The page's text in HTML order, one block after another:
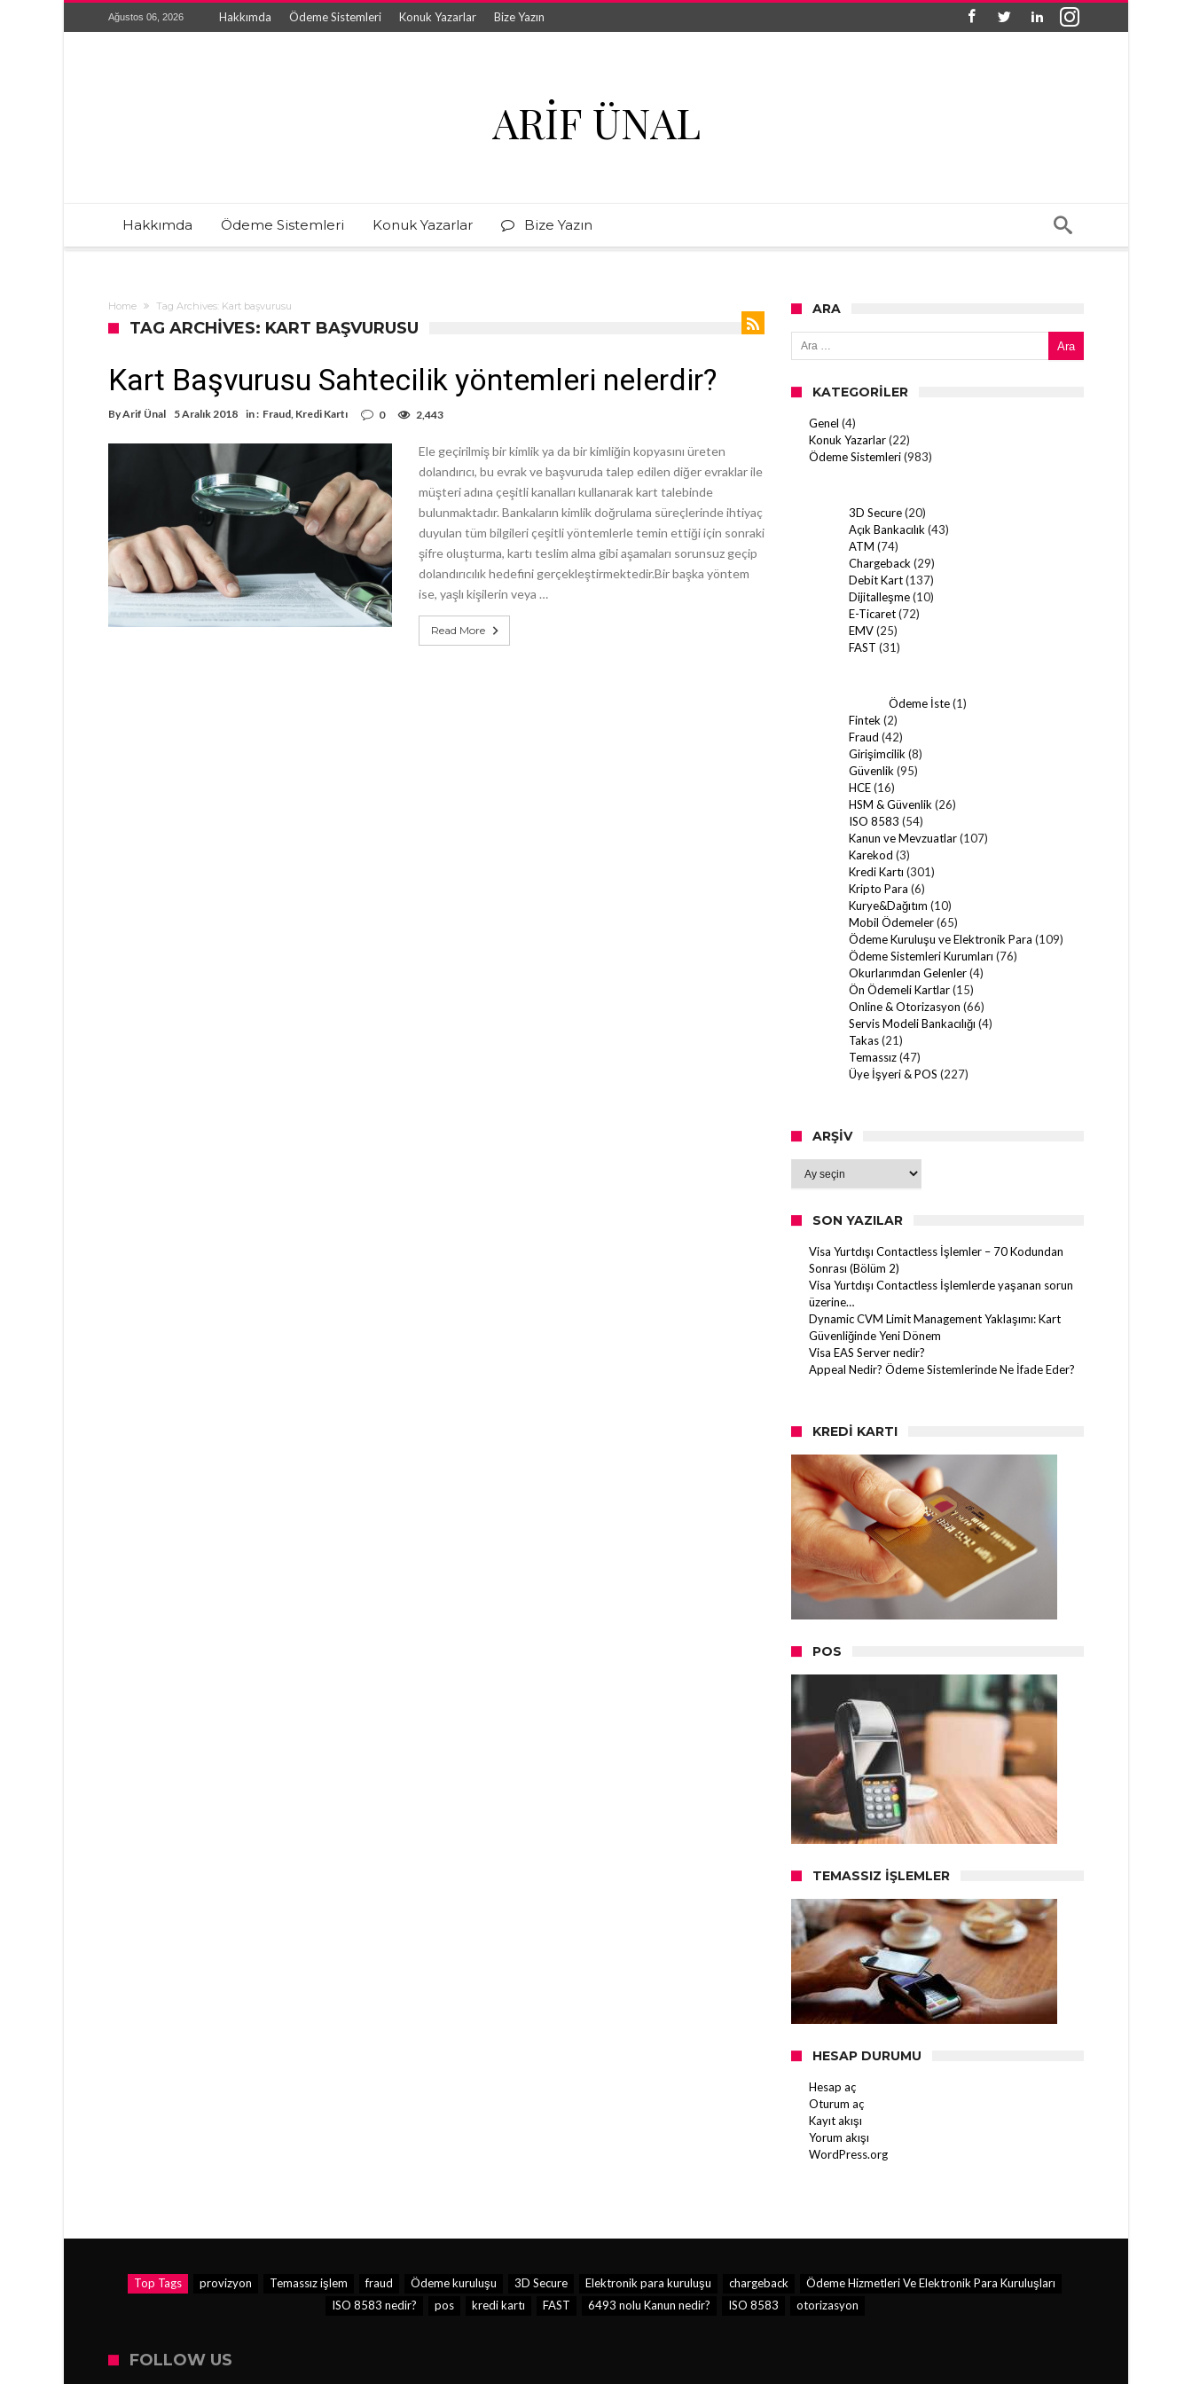
Ağustos 06, 2026 Hakkımda Ödeme Sistemleri Konuk Yazarlar Bize Yazın
ARIF ÜNAL
Hakkımda Ödeme Sistemleri Konuk Yazarlar Bize Yazın
Home Tag Archives: Kart başvurusu
TAG ARCHIVES: KART BAŞVURUSU
Kart Başvurusu Sahtecilik yöntemleri nelerdir?
ByArif Ünal 5 Aralık 2018 in : Fraud, Kredi Kartı 0 2,443
Ele geçirilmiş bir kimlik ya da bir kimliğin kopyasını üreten
dolandırıcı, bu evrak ve başvuruda talep edilen diğer evraklar ile
müşteri adına çeşitli kanalları kullanarak kart talebinde
bulunmaktadır. Bankaların kimlik doğrulama süreçlerinde ihtiyaç
duyulan tüm bilgileri çeşitli yöntemlerle temin ettiği için sonraki
şifre oluşturma, kartı teslim alma gibi aşamaları sorunsuz geçip
dolandırıcılık hedefini gerçekleştirmektedir.Bir başka yöntem
ise, yaşlı kişilerin veya …
Read More
ARA
Arama:
KATEGORILER
Genel (4)
Konuk Yazarlar(22)
Ödeme Sistemleri(983)
3D Secure(20)
Açık Bankacılık (43)
ATM (74)
Chargeback (29)
Debit Kart(137)
Dijitalleşme(10)
E-Ticaret(72)
EMV(25)
FAST (31)
Ödeme İste(1)
Fintek (2)
Fraud (42)
Girişimcilik (8)
Güvenlik (95)
HCE(16)
HSM & Güvenlik (26)
ISO 8583 (54)
Kanun ve Mevzuatlar(107)
Karekod (3)
Kredi Kartı (301)
Kripto Para (6)
Kurye&Dağıtım (10)
Mobil Ödemeler(65)
Ödeme Kuruluşu ve Elektronik Para (109)
Ödeme Sistemleri Kurumları (76)
Okurlarımdan Gelenler(4)
Ön Ödemeli Kartlar(15)
Online & Otorizasyon (66)
Servis Modeli Bankacılığı (4)
Takas(21)
Temassız(47)
Üye İşyeri & POS (227)
ARŞIV
SON YAZILAR
Visa Yurtdışı Contactless İşlemler – 70 Kodundan
Sonrası (Bölüm 2)
Visa Yurtdışı Contactless İşlemlerde yaşanan sorun
üzerine…
Dynamic CVM Limit Management Yaklaşımı: Kart
Güvenliğinde Yeni Dönem
Visa EAS Server nedir?
Appeal Nedir? Ödeme Sistemlerinde Ne İfade Eder?
KREDI KARTI
POS
TEMASSIZ İŞLEMLER
HESAP DURUMU
Hesap aç
Oturum aç
Kayıt akışı
Yorum akışı
WordPress.org
Top Tags provizyon Temassız işlem fraud Ödeme kuruluşu 3D Secure Elektronik para kuruluşu chargeback
Ödeme Hizmetleri Ve Elektronik Para Kuruluşları
ISO 8583 nedir?
pos kredi kartı FAST 6493 nolu Kanun nedir? ISO 8583 otorizasyon
FOLLOW US